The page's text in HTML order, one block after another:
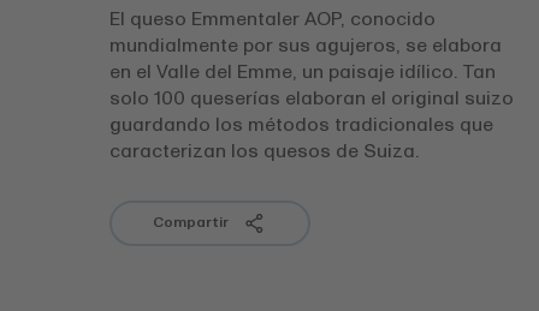
El queso Emmentaler AOP, conocido
mundialmente por sus agujeros, se elabora
en el Valle del Emme, un paisaje idílico. Tan
solo 100 queserías elaboran el original suizo
guardando los métodos tradicionales que
caracterizan los quesos de Suiza.
Compartir